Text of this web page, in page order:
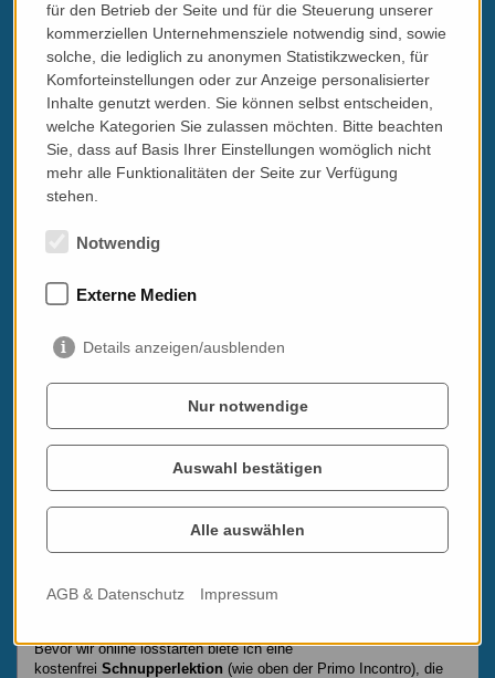
Wichtig:
Bei der Buchung eines 10er Blocks wird in der ersten Stunde
gemeinsam mit dem Lehrer ein Verfallsdatum für ebendiesen
fixiert.
Kurse außerhalb von Wien:
Anfahrtskosten werden extra (nach Vereinbarung) berechnet!
Bei 60-Minuten-Lektionen müssen zumindest 2 Lektionen pro
Sprachkurse online - Teams / Whatsapp u. ä.
Buchbare Minutenblocks:
200 Minuten € 160
Regelungen für die Online-Kurse:
Pro Lektion/Session müssen zumindest 30 Minuten gebucht
werden. Wird es beim gebuchten Termin etwas länger (nach
Verfügbarkeit), soll es so sein, ich möchte hier - wann immer mir
lt. Bildschirmzeit, wobei ich Begrüßung und
Verabschiedung kostenfrei halte (dafür sind die ersten und die
EineStornierungbis 24 Stunden vor der geplanten Kurszeit ist
Bevor wir online losstarten biete ich eine
kostenfrei Schnupperlektion (wie oben der Primo Incontro), die
für den Betrieb der Seite und für die Steuerung unserer
kommerziellen Unternehmensziele notwendig sind, sowie
solche, die lediglich zu anonymen Statistikzwecken, für
Komforteinstellungen oder zur Anzeige personalisierter
Inhalte genutzt werden. Sie können selbst entscheiden,
welche Kategorien Sie zulassen möchten. Bitte beachten
Sie, dass auf Basis Ihrer Einstellungen womöglich nicht
mehr alle Funktionalitäten der Seite zur Verfügung
stehen.
Notwendig
Externe Medien
Details anzeigen/ausblenden
Nur notwendige
Auswahl bestätigen
Alle auswählen
AGB & Datenschutz Impressum